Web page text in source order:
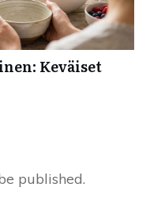
Keväiset
published.